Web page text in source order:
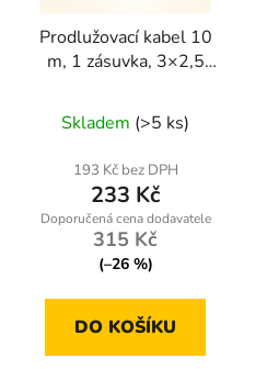
Prodlužovací kabel 10
m, 1 zásuvka, 3×2,5
Meister
hodnocení
produktu
je
5,0
z
hvězdiček.
Skladem (>5 ks)
193 Kč bez DPH
233 Kč
315 Kč
(–26 %)
DO KOŠÍKU